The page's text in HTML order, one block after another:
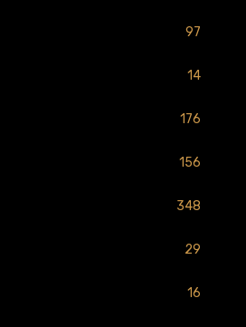
97
14
176
156
348
29
16